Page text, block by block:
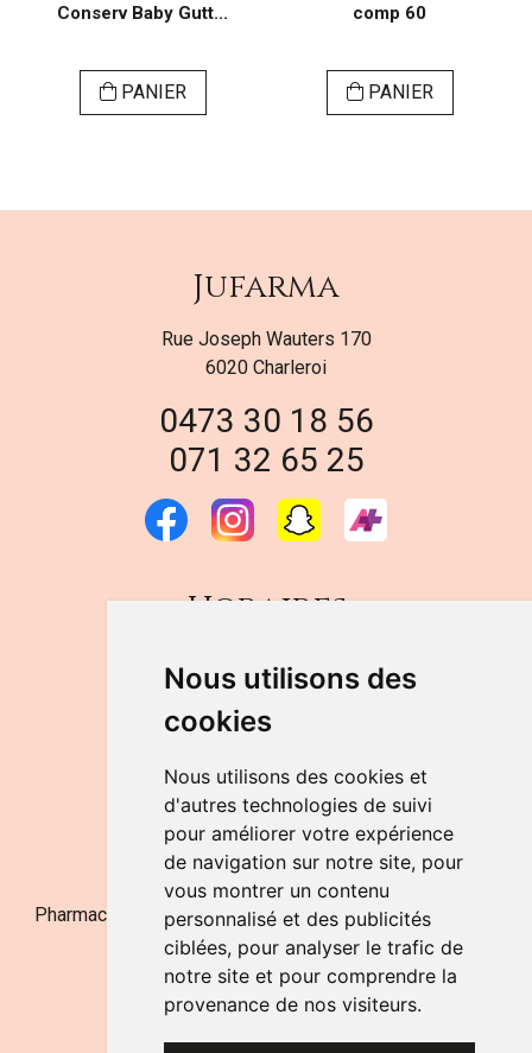
Nous utilisons des
cookies
Nous utilisons des cookies et
d'autres technologies de suivi
pour améliorer votre expérience
de navigation sur notre site, pour
vous montrer un contenu
personnalisé et des publicités
ciblées, pour analyser le trafic de
notre site et pour comprendre la
provenance de nos visiteurs.
Conserv Baby Gutt...
PANIER
comp 60
PANIER
Jufarma
Rue Joseph Wauters 170
6020 Charleroi
0473 30 18 56
071 32 65 25
Horaires
DU LUNDI AU VENDREDI
de 9h à 12h30 et de 14h à 18h
LE SAMEDI
de 9h à 12h30
NOUS CONTACTER
Pharmacie Jufarma - Fatima Abachra - APB 521704 - N°
Entreprise BE0882-700-592